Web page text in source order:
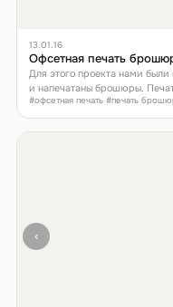
13.01.16
Офсетная печать
Для этого проекта нами были
и напечатаны брошюры.
#офсетная печать #печать
‹